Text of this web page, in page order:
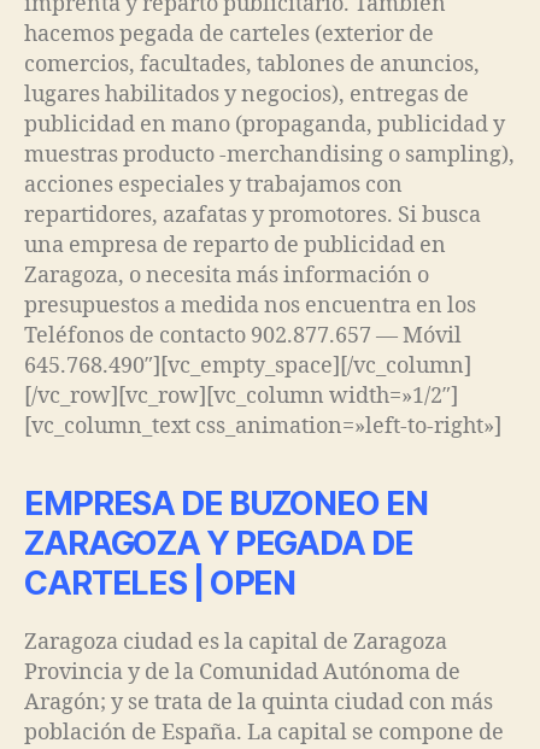
hacemos pegada de carteles (exterior de
comercios, facultades, tablones de anuncios,
lugares habilitados y negocios), entregas de
publicidad en mano (propaganda, publicidad y
muestras producto -merchandising o sampling),
acciones especiales y trabajamos con
repartidores, azafatas y promotores. Si busca
una empresa de reparto de publicidad en
Zaragoza, o necesita más información o
presupuestos a medida nos encuentra en los
Teléfonos de contacto 902.877.657 — Móvil
645.768.490″][vc_empty_space][/vc_column]
[/vc_row][vc_row][vc_column width=»1/2″]
[vc_column_text css_animation=»left-to-right»]
EMPRESA DE BUZONEO EN
ZARAGOZA Y PEGADA DE
CARTELES | OPEN
Zaragoza ciudad es la capital de Zaragoza
Provincia y de la Comunidad Autónoma de
Aragón; y se trata de la quinta ciudad con más
población de España. La capital se compone de